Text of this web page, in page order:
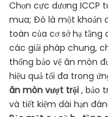
Chọn cực dương
mua; Đó là một khoản
toàn của cơ sở hạ
các giải pháp chung,
thống bảo vệ ăn mòn
hiệu quả tối đa trong
ăn mòn vượt trội , bảo
và tiết kiệm dài hạn